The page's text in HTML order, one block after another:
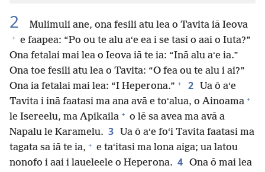
2 Mulimuli ane, ona fesili atu lea o Tavita iā Ieova
+ e faapea: “Po ou te alu aʻe ea i se tasi o aai o Iuta?”
Ona fetalai mai lea o Ieova iā te ia: “Inā alu aʻe ia.”
Ona toe fesili atu lea o Tavita: “O fea ou te alu i ai?”
Ona ia fetalai mai lea: “I Heperona.” + 2
Ua ō aʻe
Tavita i inā faatasi ma ana avā e toʻalua, o Ainoama +
le Isereelu, ma Apikaila + o lē sa avea ma avā a
Napalu le Karamelu. 3
Ua ō aʻe foʻi Tavita faatasi ma
tagata sa iā te ia, + e taʻitasi ma lona aiga; ua latou
nonofo i aai i laueleele o Heperona. 4 Ona ō mai lea